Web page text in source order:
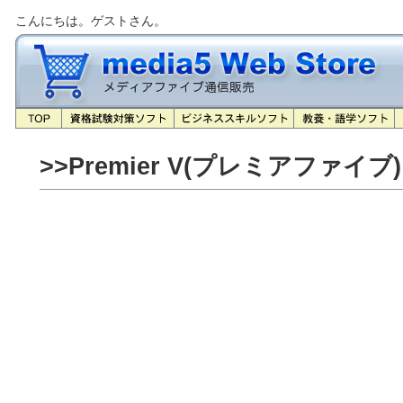
こんにちは。ゲストさん。
>>Premier V(プレミアファイブ)